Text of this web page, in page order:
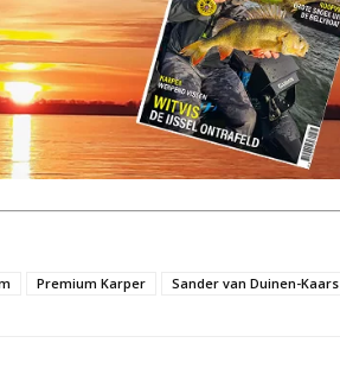
Premium Karper Sander van Duinen-Kaars